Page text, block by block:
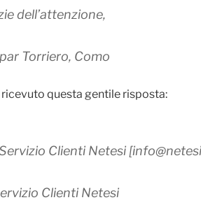
dell’attenzione,
Torriero, Como
ricevuto questa gentile risposta:
Clienti Netesi
Clienti Netesi